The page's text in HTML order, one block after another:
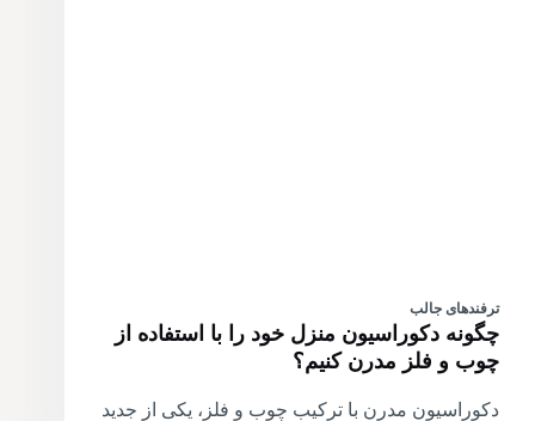
ترفندهای جالب
چگونه دکوراسیون منزل خود را با استفاده از
چوب و فلز مدرن کنیم؟
دکوراسیون مدرن با ترکیب چوب و فلز، یکی از جدید